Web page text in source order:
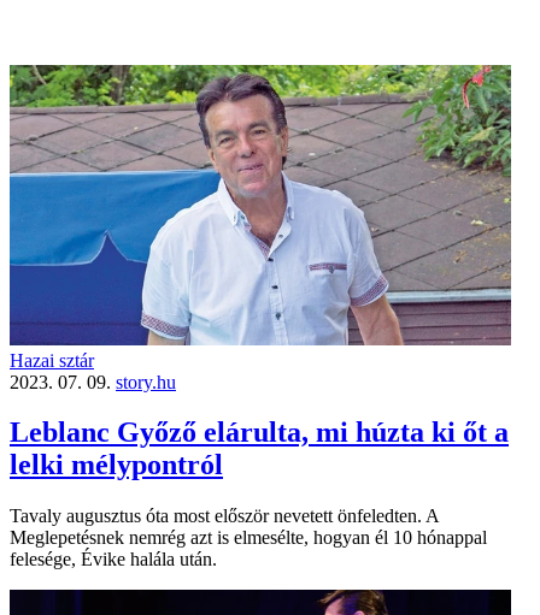
Hazai sztár
2023. 07. 09. story.hu
Leblanc Győző elárulta, mi húzta ki őt a
lelki mélypontról
Tavaly augusztus óta most először nevetett önfeledten. A
Meglepetésnek nemrég azt is elmesélte, hogyan él 10 hónappal
felesége, Évike halála után.